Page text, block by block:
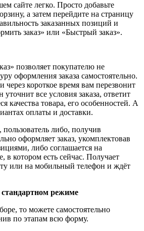
сайте легко. Просто добавьте
а затем перейдите на страницу
заказанных позиций и
заказ» или «Быстрый заказ».
позволяет покупателю не
оформления заказа самостоятельно.
через короткое время вам перезвонит
все условия заказа, ответит
качества товара, его особенностей. А
оплаты и доставки.
пользователь либо, получив
оформляет заказ, укомплектовав
либо соглашается на
в котором есть сейчас. Получает
или на мобильный телефон и ждёт
режиме
то можете самостоятельно
по этапам всю форму.